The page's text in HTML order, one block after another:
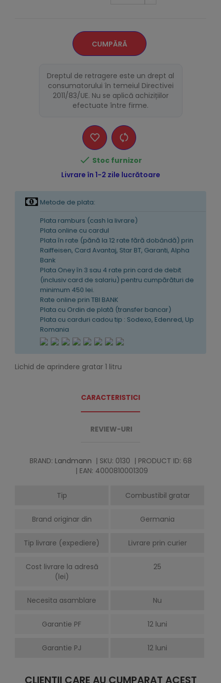
CUMPĂRĂ
Dreptul de retragere este un drept al
consumatorului în temeiul Directivei
2011/83/UE. Nu se aplică achizițiilor
efectuate între firme.
 Stoc furnizor
Livrare în 1-2 zile lucrătoare
Metode de plata:
Plata ramburs (cash la livrare)
Plata online cu cardul
Plata în rate (pănă la 12 rate fără dobândă) prin
Raiffeisen, Card Avantaj, Star BT, Garanti, Alpha
Bank
Plata Oney în 3 sau 4 rate prin card de debit
(inclusiv card de salariu) pentru cumpărături de
minimum 450 lei.
Rate online prin TBI BANK
Plata cu Ordin de plată (transfer bancar)
Plata cu carduri cadou tip : Sodexo, Edenred, Up
Romania
Lichid de aprindere gratar 1 litru
CARACTERISTICI
REVIEW-URI
BRAND: Landmann | SKU: 0130 | PRODUCT ID: 68
| EAN: 4000810001309
Tip Combustibil gratar
Brand originar din Germania
Tip livrare (expediere) Livrare prin curier
Cost livrare la adresă
(lei)
25
Necesita asamblare Nu
Garantie PF 12 luni
Garantie PJ 12 luni
CLIENTII CARE AU CUMPARAT ACEST